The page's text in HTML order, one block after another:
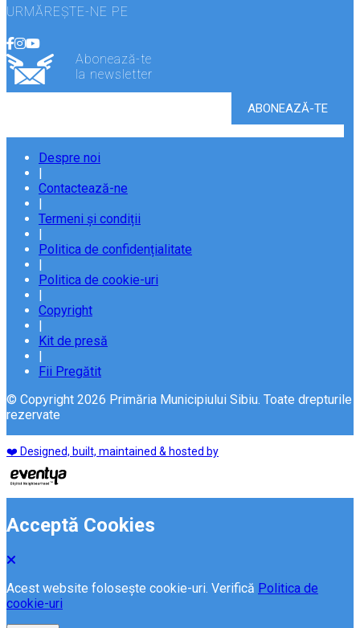
URMĂREȘTE-NE PE
Abonează-te
la newsletter
Despre noi
Contactează-ne
Termeni și condiții
Politica de confidențialitate
Politica de cookie-uri
Copyright
Kit de presă
Fii Pregătit
© Copyright 2026 Primăria Municipiului Sibiu. Toate drepturile
rezervate
❤️ Designed, built, maintained & hosted by
Acceptă Cookies
Acest website folosește cookie-uri. Verifică Politica de
cookie-uri